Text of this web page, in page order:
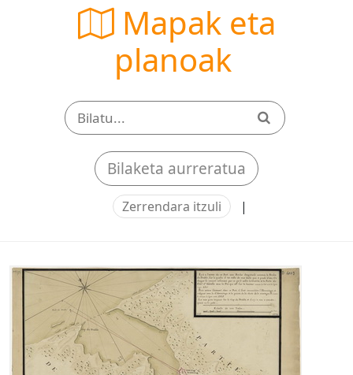
Mapak eta
planoak
Bilaketa aurreratua
Zerrendara itzuli |